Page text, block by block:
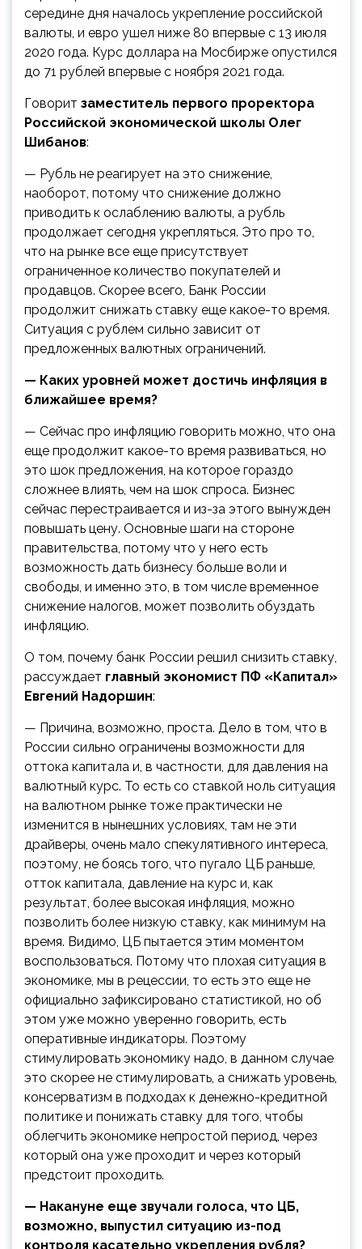
середине дня началось укрепление российской
валюты, и евро ушел ниже 80 впервые с 13 июля
2020 года. Курс доллара на Мосбирже опустился
до 71 рублей впервые с ноября 2021 года.
Говорит заместитель первого проректора
Российской экономической школы Олег
Шибанов:
— Рубль не реагирует на это снижение,
наоборот, потому что снижение должно
приводить к ослаблению валюты, а рубль
продолжает сегодня укрепляться. Это про то,
что на рынке все еще присутствует
ограниченное количество покупателей и
продавцов. Скорее всего, Банк России
продолжит снижать ставку еще какое-то время.
Ситуация с рублем сильно зависит от
предложенных валютных ограничений.
— Каких уровней может достичь инфляция в
ближайшее время?
— Сейчас про инфляцию говорить можно, что она
еще продолжит какое-то время развиваться, но
это шок предложения, на которое гораздо
сложнее влиять, чем на шок спроса. Бизнес
сейчас перестраивается и из-за этого вынужден
повышать цену. Основные шаги на стороне
правительства, потому что у него есть
возможность дать бизнесу больше воли и
свободы, и именно это, в том числе временное
снижение налогов, может позволить обуздать
инфляцию.
О том, почему банк России решил снизить ставку,
рассуждает главный экономист ПФ «Капитал»
Евгений Надоршин:
— Причина, возможно, проста. Дело в том, что в
России сильно ограничены возможности для
оттока капитала и, в частности, для давления на
валютный курс. То есть со ставкой ноль ситуация
на валютном рынке тоже практически не
изменится в нынешних условиях, там не эти
драйверы, очень мало спекулятивного интереса,
поэтому, не боясь того, что пугало ЦБ раньше,
отток капитала, давление на курс и, как
результат, более высокая инфляция, можно
позволить более низкую ставку, как минимум на
время. Видимо, ЦБ пытается этим моментом
воспользоваться. Потому что плохая ситуация в
экономике, мы в рецессии, то есть это еще не
официально зафиксировано статистикой, но об
этом уже можно уверенно говорить, есть
оперативные индикаторы. Поэтому
стимулировать экономику надо, в данном случае
это скорее не стимулировать, а снижать уровень,
консерватизм в подходах к денежно-кредитной
политике и понижать ставку для того, чтобы
облегчить экономике непростой период, через
который она уже проходит и через который
предстоит проходить.
— Накануне еще звучали голоса, что ЦБ,
возможно, выпустил ситуацию из-под
контроля касательно укрепления рубля?